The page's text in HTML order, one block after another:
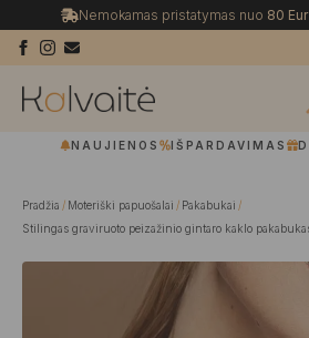
Nemokamas pristatymas nuo 80 Eur
NAUJIENOS IŠPARDAVIMAS
Pradžia Moteriški papuošalai
Pakabukai
Stilingas graviruoto peizažinio gintaro kaklo